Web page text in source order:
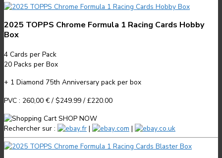
2025 TOPPS Chrome Formula 1 Racing Cards Hobby
Box
4 Cards per Pack
20 Packs per Box
+ 1 Diamond 75th Anniversary pack per box
PVC : 260,00 €/ $249.99 / £220.00
SHOP NOW
Rechercher sur :
.fr | .com | .co.uk